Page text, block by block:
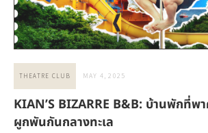
THEATRE CLUB MAY 4, 2025
KIAN’S BIZARRE B&B: บ้านพักที่
ผูกพันกันกลางทะเล